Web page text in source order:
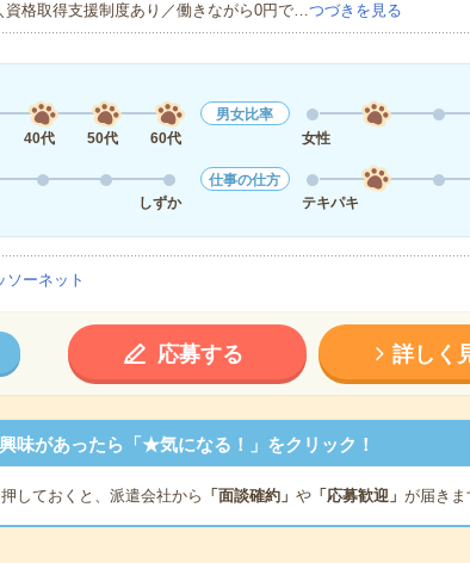
資格取得支援制度あり／働きながら0円で…つづきを見る
40代 50代 60代
男女比率
女性
しずか
仕事の仕方
テキパキ
ソーネット
応募する 詳しく
興味があったら「★気になる！」をクリック！
押しておくと、派遣会社から 「面談確約」 や「応募歓迎」 が届きま